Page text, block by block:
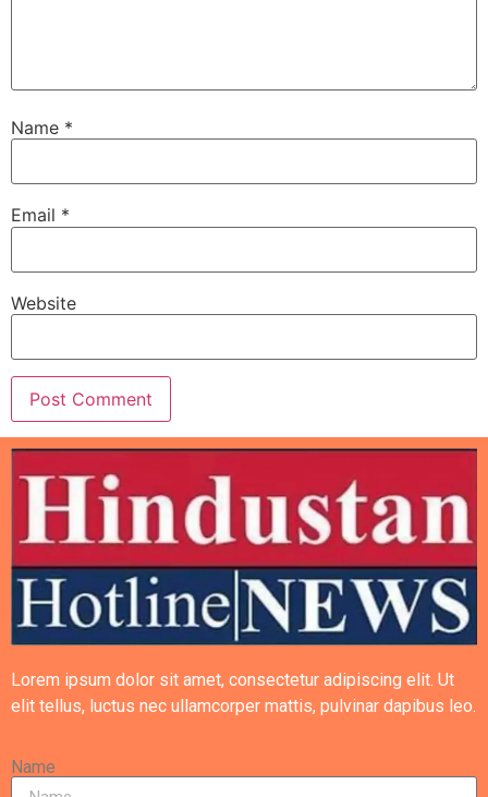
Name *
Email *
Website
Lorem ipsum dolor sit amet, consectetur adipiscing elit. Ut
elit tellus, luctus nec ullamcorper mattis, pulvinar dapibus leo.
Name